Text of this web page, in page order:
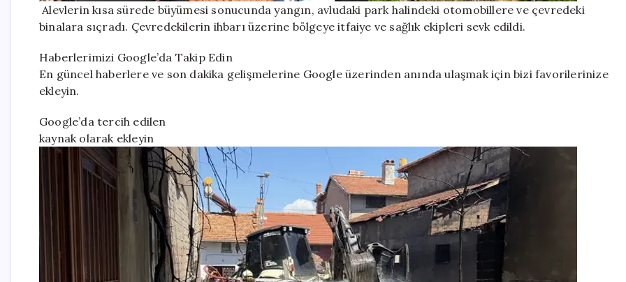
Alevlerin kısa sürede büyümesi sonucunda yangın, avludaki park halindeki otomobillere ve çevredeki
binalara sıçradı. Çevredekilerin ihbarı üzerine bölgeye itfaiye ve sağlık ekipleri sevk edildi.
Haberlerimizi Google’da Takip Edin
En güncel haberlere ve son dakika gelişmelerine Google üzerinden anında ulaşmak için bizi favorilerinize
ekleyin.
Google’da tercih edilen
kaynak olarak ekleyin